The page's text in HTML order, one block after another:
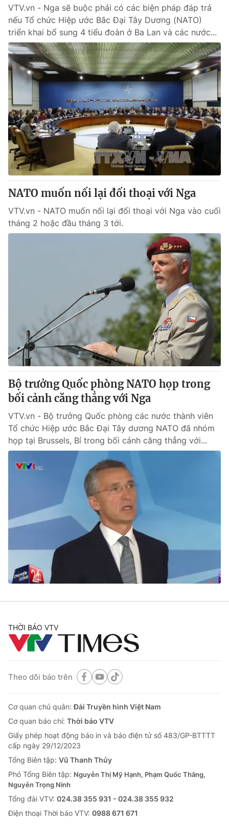
Photo Infographic
Video Shorts video
VTV Money VTV Thể thao
VTV Sức khoẻ Bất động sản
Thị trường 24h Tấm lòng Việt
VTV4 Vươn mình bằng AI
Liên hệ tòa soạn English
Theo dõi báo trên
Cơ quan chủ quản:Đài Truyền hình Việt Nam
Cơ quan báo chí:Thời báo VTV
Giấy phép hoạt động báo in và báo điện tử số 483/GP-BTTTT
cấp ngày 29/12/2023
Tổng Biên tập:Vũ Thanh Thủy
Phó Tổng Biên tập:Nguyễn Thị Mỹ Hạnh, Phạm Quốc Thắng,
Nguyễn Trọng Ninh
024.38 355 931 - 024.38 355 932
Ðiện thoại Thời báo VTV:024.66 897 897
toasoan@vtv.vn
Liên hệ quảng cáo:
024-7300.7108
® Cấm sao chép dưới mọi hình thức nếu không có sự chấp
thuận bằng văn bản. Ghi rõ nguồn VTV.vn khi phát hành lại
VTV.vn - Nga sẽ buộc phải có các biện pháp đáp trả
nếu Tổ chức Hiệp ước Bắc Đại Tây Dương (NATO)
triển khai bổ sung 4 tiểu đoàn ở Ba Lan và các nước...
NATO muốn nối lại đối thoại với Nga
VTV.vn - NATO muốn nối lại đối thoại với Nga vào cuối
tháng 2 hoặc đầu tháng 3 tới.
Bộ trưởng Quốc phòng NATO họp trong
bối cảnh căng thẳng với Nga
VTV.vn - Bộ trưởng Quốc phòng các nước thành viên
Tổ chức Hiệp ước Bắc Đại Tây dương NATO đã nhóm
họp tại Brussels, Bỉ trong bối cảnh căng thẳng với...
THỜI BÁO VTV
Theo dõi báo trên
Cơ quan chủ quản:Đài Truyền hình Việt Nam
Cơ quan báo chí: Thời báo VTV
Giấy phép hoạt động báo in và báo điện tử số 483/GP-BTTTT
cấp ngày 29/12/2023
Tổng Biên tập: Vũ Thanh Thủy
Phó Tổng Biên tập: Nguyễn Thị Mỹ Hạnh, Phạm Quốc Thắng,
Nguyễn Trọng Ninh
Tổng đài VTV: 024.38 355 931 - 024.38 355 932
Ðiện thoại Thời báo VTV: 0988 671 671